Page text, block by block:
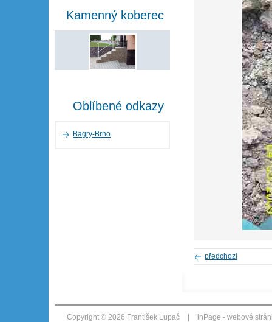
předchozí
Kamenný koberec
Oblíbené odkazy
Bagry-Brno
Copyright © 2026 František Lupač | inPage - webové